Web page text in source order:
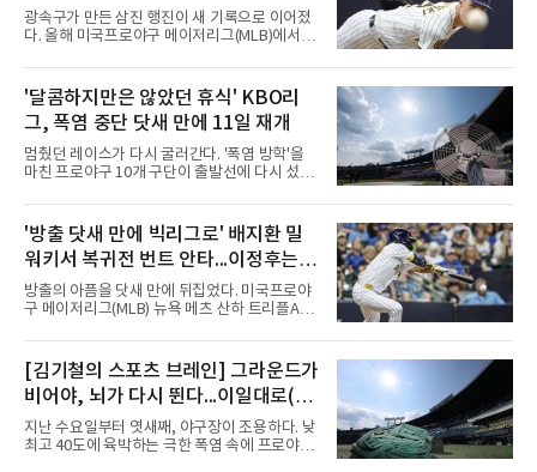
광속구가 만든 삼진 행진이 새 기록으로 이어졌
다. 올해 미국프로야구 메이저리그(MLB)에서 시
완 제이컵 미저로우스키(밀워키 브루어스)가 역
대 최소 이닝 시즌 200탈삼진 2위 기록을 세웠
다.미저로우스키는 10일(한국시간) 미국 위스콘
신주 밀워키 아메리칸패밀리필드에서 열린 미네
소타 트윈스전에 선발로 나서 6이닝 9탈삼진 3
실점을 기록했다. 3회 첫 타자 앨런 로든을 헛스
윙 삼진으로 처리하며 시즌 200번째 삼진을 잡
닝 신기록을 세웠다. MLB닷컴이 엘리어스 스포
츠뷰로 자료를 인용해 소개한 바에
'달콤하지만은 않았던 휴식' KBO리
그, 폭염 중단 닷새 만에 11일 재개
멈췄던 레이스가 다시 굴러간다. '폭염 방학'을
마친 프로야구 10개 구단이 출발선에 다시 섰다.
SOL KBO리그는 11일 전국 5개 구장 경기를 시
작으로 일정을 이어간다. 국제종합대회 대표 파
견을 제외하면 정규리그가 다른 사유로 멈춘 것
은 코로나19 집단 감염을 겪은 2021년 7월 이후
5년 만이자 역대 두 번째다. KBO 사무국은 더위
가 최고조에 이른 5∼9일 25경기를 전면 취소하
고 9월 이후 일정을 다시 편성해 치르기로 했다.
시면 경기 시간은 예전으로 돌아갈 수 있다.선수
들에게는 올해 세 번째 출발이
'방출 닷새 만에 빅리그로' 배지환 밀
워키서 복귀전 번트 안타...이정후는
타율 2할대로
방출의 아픔을 닷새 만에 뒤집었다. 미국프로야
구 메이저리그(MLB) 뉴욕 메츠 산하 트리플A에
스 이적과 동시에 빅리그에 복귀했다.배지환은
10일(한국시간) 미국 위스콘신주 밀워키 아메리
칸패밀리필드에서 열린 미네소타 트윈스전에 밀
워키 유니폼을 입고 나섰다. 구단은 이날 마이너
리그 계약한 배지환을 26인 로스터에 올렸다고
발표했다.복귀 무대에서 결과도 나왔다. 3-3으
로 맞선 7회초 2루 대수비로 들어간 그는 7회말
[김기철의 스포츠 브레인] 그라운드가
비어야, 뇌가 다시 뛴다...이일대로(以
逸待勞)의 지혜
지난 수요일부터 엿새째, 야구장이 조용하다. 낮
최고 40도에 육박하는 극한 폭염 속에 프로야구